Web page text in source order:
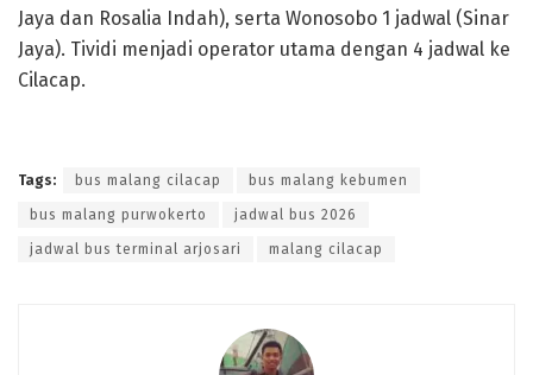
Jaya dan Rosalia Indah), serta Wonosobo 1 jadwal (Sinar
Jaya). Tividi menjadi operator utama dengan 4 jadwal ke
Cilacap.
Tags: bus malang cilacap bus malang kebumen
bus malang purwokerto jadwal bus 2026
jadwal bus terminal arjosari malang cilacap